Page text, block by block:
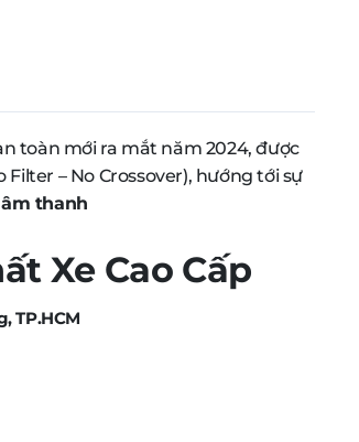
toàn mới ra mắt năm 2024, được
– No Crossover), hướng tới sự
thanh
Xe Cao Cấp
TP.HCM